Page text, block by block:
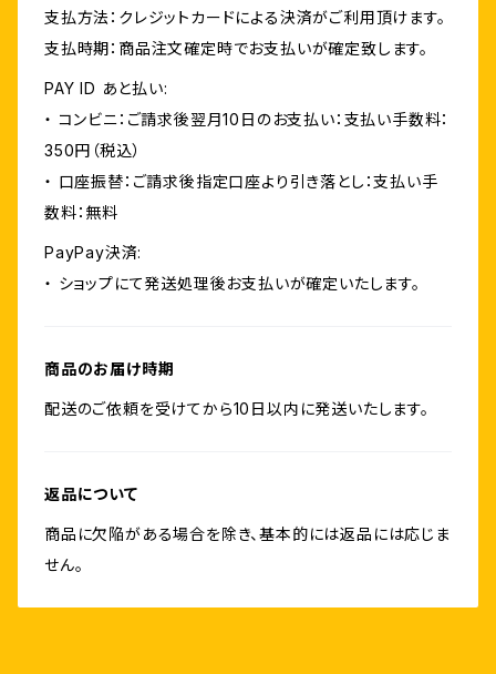
支払方法：クレジットカードによる決済がご利用頂けます。
支払時期：商品注文確定時でお支払いが確定致します。
PAY ID あと払い:
・ コンビニ：ご請求後翌月10日のお支払い：支払い手数料：
350円（税込）
・ 口座振替：ご請求後指定口座より引き落とし：支払い手
数料：無料
PayPay決済:
・ ショップにて発送処理後お支払いが確定いたします。
商品のお届け時期
配送のご依頼を受けてから10日以内に発送いたします。
返品について
商品に欠陥がある場合を除き、基本的には返品には応じま
せん。